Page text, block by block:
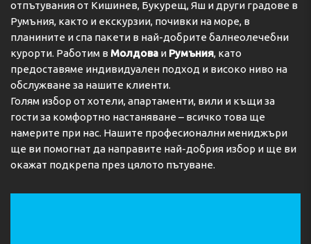
отпътувания от Кишинев, Букурещ, Яш и други градове в
Румъния, както и екскурзии, почивки на море, в
планините и спа пакети в най-добрите балнеолечебни
курорти. Работим в Молдова и Румъния, като
предоставяме индивидуален подход и високо ниво на
обслужване за нашите клиенти.
Голям избор от хотели, апартаменти, вили и къщи за
гости за комфортно настаняване – всичко това ще
намерите при нас. Нашите професионални мениджъри
ще ви помогнат да направите най-добрия избор и ще ви
окажат подкрепа през цялото пътуване.